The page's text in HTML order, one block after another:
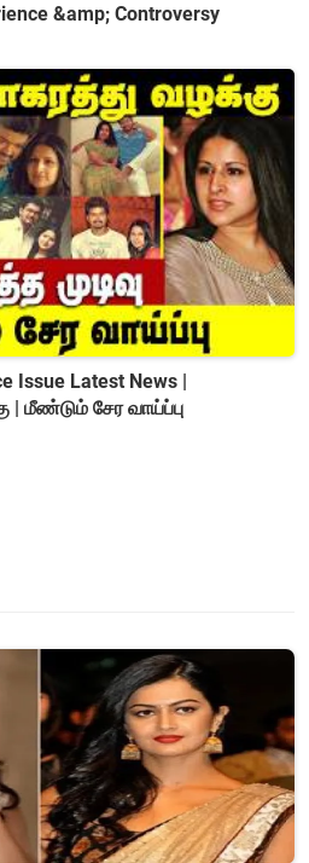
&amp; Controversy
Issue Latest News |
| மீண்டும் சேர வாய்ப்பு